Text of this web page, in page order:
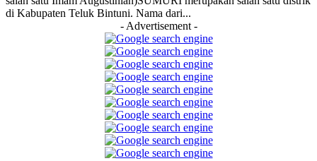
di Kabupaten Teluk Bintuni. Nama dari...
- Advertisement -